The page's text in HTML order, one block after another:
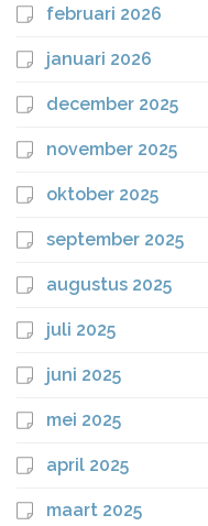
februari 2026
januari 2026
december 2025
november 2025
oktober 2025
september 2025
augustus 2025
juli 2025
juni 2025
mei 2025
april 2025
maart 2025